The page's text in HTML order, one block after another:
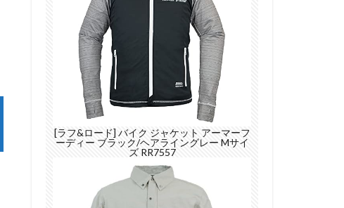
[ラフ&ロード] バイク ジャケット アーマーフ
ーディー ブラック/ヘアライングレー Mサイ
ズ RR7557